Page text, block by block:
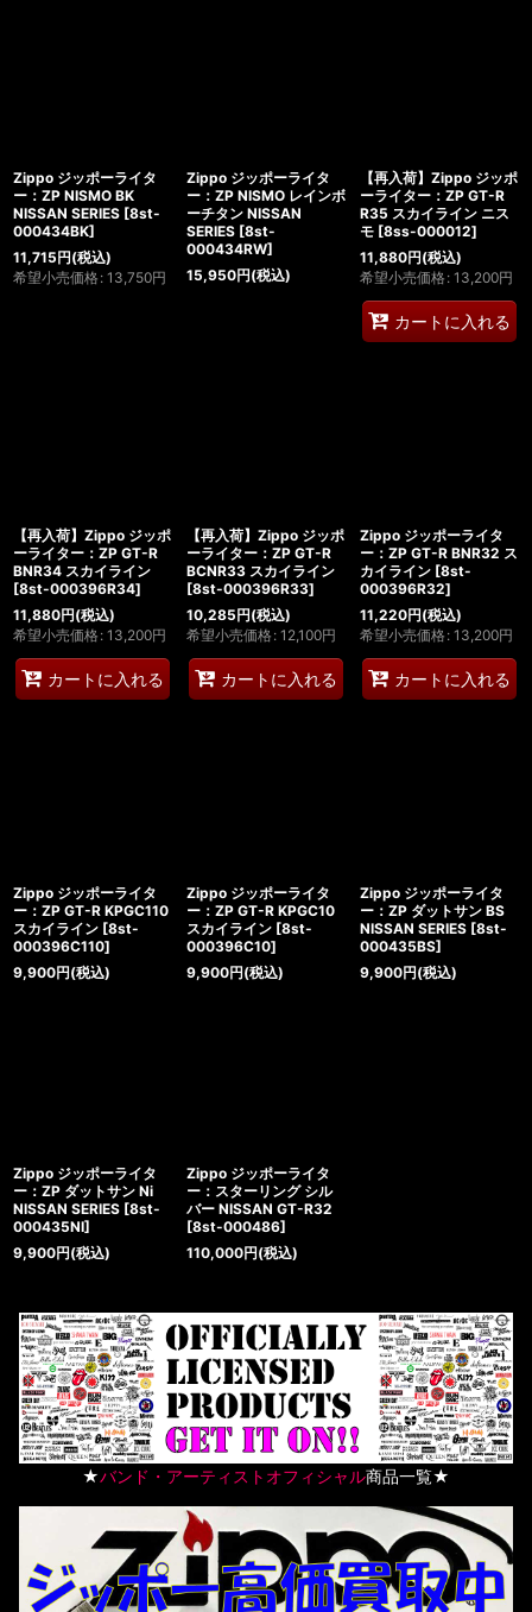
Zippo ジッポーライタ
ー：ZP NISMO BK
NISSAN SERIES [8st-
000434BK]
11,715円(税込)
希望小売価格 : 13,750円
Zippo ジッポーライタ
ー：ZP NISMO レインボ
ーチタン NISSAN
SERIES [8st-
000434RW]
15,950円(税込)
【再入荷】Zippo ジッポ
ーライター：ZP GT-R
R35 スカイライン ニス
モ [8ss-000012]
11,880円(税込)
希望小売価格 : 13,200円
カートに入れる
【再入荷】Zippo ジッポ
ーライター：ZP GT-R
BNR34 スカイライン
[8st-000396R34]
11,880円(税込)
希望小売価格 : 13,200円
カートに入れる
【再入荷】Zippo ジッポ
ーライター：ZP GT-R
BCNR33 スカイライン
[8st-000396R33]
10,285円(税込)
希望小売価格 : 12,100円
カートに入れる
Zippo ジッポーライタ
ー：ZP GT-R BNR32 ス
カイライン [8st-
000396R32]
11,220円(税込)
希望小売価格 : 13,200円
カートに入れる
Zippo ジッポーライタ
ー：ZP GT-R KPGC110
スカイライン [8st-
000396C110]
9,900円(税込)
Zippo ジッポーライタ
ー：ZP GT-R KPGC10
スカイライン [8st-
000396C10]
9,900円(税込)
Zippo ジッポーライタ
ー：ZP ダットサン BS
NISSAN SERIES [8st-
000435BS]
9,900円(税込)
Zippo ジッポーライタ
ー：ZP ダットサン Ni
NISSAN SERIES [8st-
000435NI]
9,900円(税込)
Zippo ジッポーライタ
ー：スターリング シル
バー NISSAN GT-R32
[8st-000486]
110,000円(税込)
★バンド・アーティストオフィシャル商品一覧★